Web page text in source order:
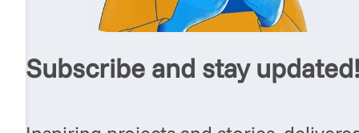
Subscribe and stay updated!